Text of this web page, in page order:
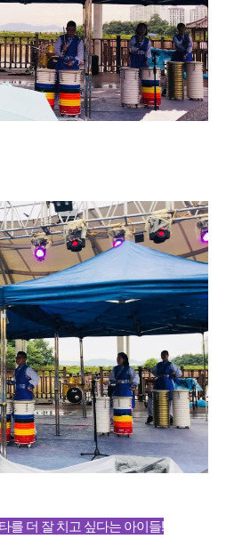
를 더 잘 치고 싶다는 아이들!